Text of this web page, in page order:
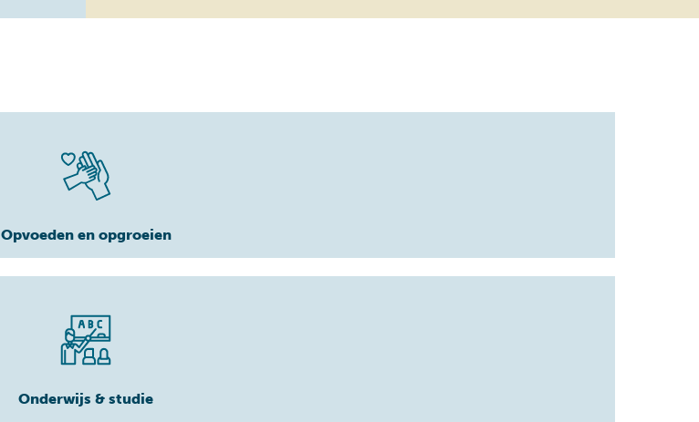
Opvoeden en opgroeien
Onderwijs & studie